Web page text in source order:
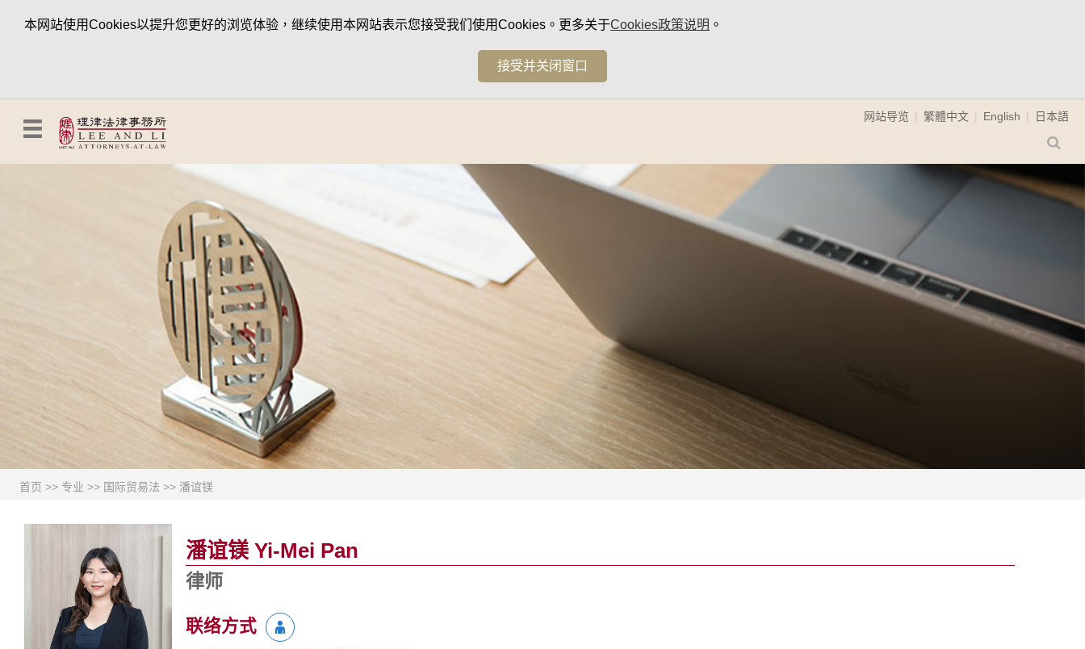
本网站使用Cookies以提升您更好的浏览体验，继续使用本网站表示您接受我们使用Cookies。更多关于Cookies政策说明 。
接受并关闭窗口
网站导览 繁體中文 English 日本語
首页 >> 专业 >> 国际贸易法 >> 潘谊镁
潘谊镁 Yi-Mei Pan
律师
联络方式